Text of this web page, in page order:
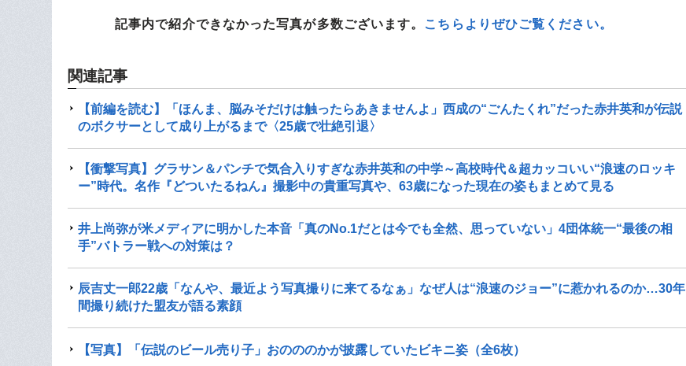
記事内で紹介できなかった写真が多数ございます。 こちらよりぜひご覧ください。
関連記事
【前編を読む】「ほんま、脳みそだけは触ったらあきませんよ」西成の“ごんたくれ”だった赤井英和が伝説
のボクサーとして成り上がるまで〈25歳で壮絶引退〉
【衝撃写真】グラサン＆パンチで気合入りすぎな赤井英和の中学～高校時代＆超カッコいい“浪速のロッキ
ー”時代。名作『どついたるねん』撮影中の貴重写真や、63歳になった現在の姿もまとめて見る
井上尚弥が米メディアに明かした本音「真のNo.1だとは今でも全然、思っていない」4団体統一“最後の相
手”バトラー戦への対策は？
辰吉丈一郎22歳「なんや、最近よう写真撮りに来てるなぁ」なぜ人は“浪速のジョー”に惹かれるのか…30年
間撮り続けた盟友が語る素顔
【写真】「伝説のビール売り子」おのののかが披露していたビキニ姿（全6枚）